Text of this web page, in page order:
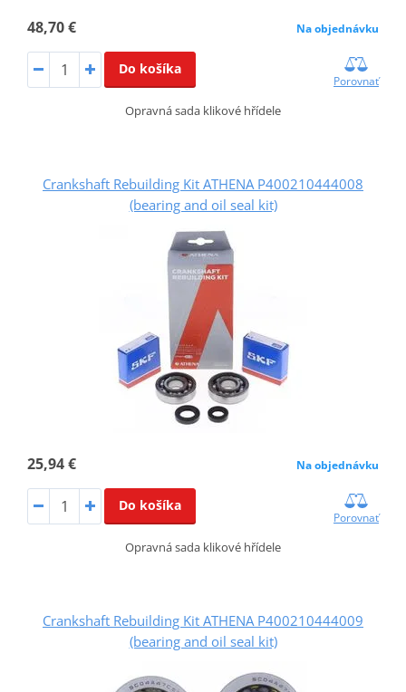
48,70 € Na objednávku
Do košíka
Porovnať
Opravná sada klikové hřídele
Crankshaft Rebuilding Kit ATHENA P400210444008
(bearing and oil seal kit)
25,94 € Na objednávku
Do košíka
Porovnať
Opravná sada klikové hřídele
Crankshaft Rebuilding Kit ATHENA P400210444009
(bearing and oil seal kit)